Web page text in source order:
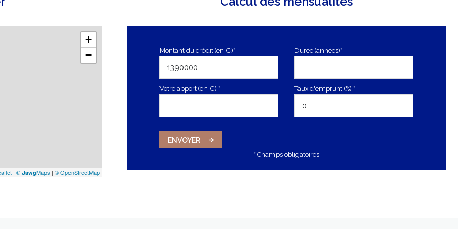
+
−
| © JawgMaps | © OpenStreetMap
Montant du crédit (en €)* Durée (années)*
Votre apport (en €) * Taux d'emprunt (%) *
ENVOYER
* Champs obligatoires